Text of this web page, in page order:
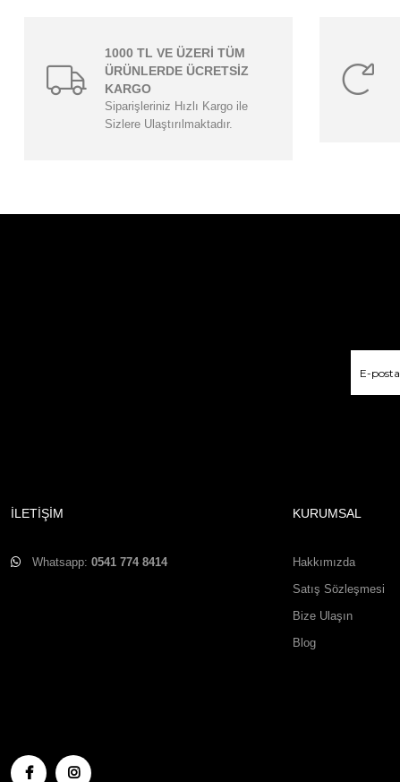
1000 TL VE ÜZERİ TÜM
ÜRÜNLERDE ÜCRETSİZ
KARGO
Siparişleriniz Hızlı Kargo ile
Sizlere Ulaştırılmaktadır.
İLETİŞİM
Whatsapp: 0541 774 8414
KURUMSAL
Hakkımızda
Satış Sözleşmesi
Bize Ulaşın
Blog